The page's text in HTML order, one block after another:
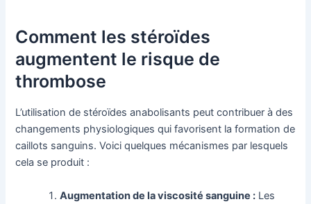
Comment les stéroïdes
augmentent le risque de
thrombose
L’utilisation de stéroïdes anabolisants peut contribuer à des
changements physiologiques qui favorisent la formation de
caillots sanguins. Voici quelques mécanismes par lesquels
cela se produit :
Augmentation de la viscosité sanguine : Les